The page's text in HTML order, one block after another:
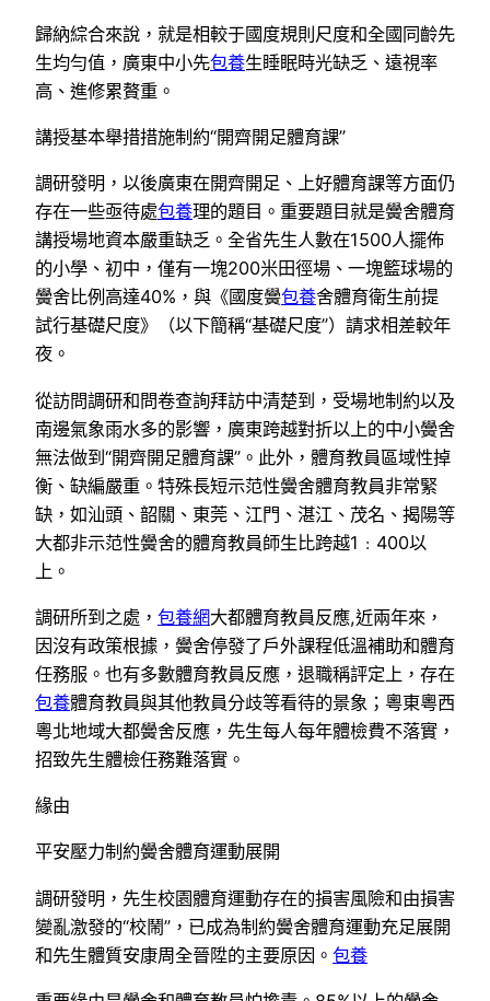
歸納綜合來說，就是相較于國度規則尺度和全國同齡先
生均勻值，廣東中小先包養生睡眠時光缺乏、遠視率
高、進修累贅重。
講授基本舉措措施制約“開齊開足體育課”
調研發明，以後廣東在開齊開足、上好體育課等方面仍
存在一些亟待處包養理的題目。重要題目就是黌舍體育
講授場地資本嚴重缺乏。全省先生人數在1500人擺佈
的小學、初中，僅有一塊200米田徑場、一塊籃球場的
黌舍比例高達40%，與《國度黌包養舍體育衛生前提
試行基礎尺度》（以下簡稱“基礎尺度”）請求相差較年
夜。
從訪問調研和問卷查詢拜訪中清楚到，受場地制約以及
南邊氣象雨水多的影響，廣東跨越對折以上的中小黌舍
無法做到“開齊開足體育課”。此外，體育教員區域性掉
衡、缺編嚴重。特殊長短示范性黌舍體育教員非常緊
缺，如汕頭、韶關、東莞、江門、湛江、茂名、揭陽等
大都非示范性黌舍的體育教員師生比跨越1﹕400以
上。
調研所到之處， 包養網大都體育教員反應,近兩年來，
因沒有政策根據，黌舍停發了戶外課程低溫補助和體育
任務服。也有多數體育教員反應，退職稱評定上，存在
包養體育教員與其他教員分歧等看待的景象；粵東粵西
粵北地域大都黌舍反應，先生每人每年體檢費不落實，
招致先生體檢任務難落實。
緣由
平安壓力制約黌舍體育運動展開
調研發明，先生校園體育運動存在的損害風險和由損害
變亂激發的“校鬧”，已成為制約黌舍體育運動充足展開
和先生體質安康周全晉陞的主要原因。 包養